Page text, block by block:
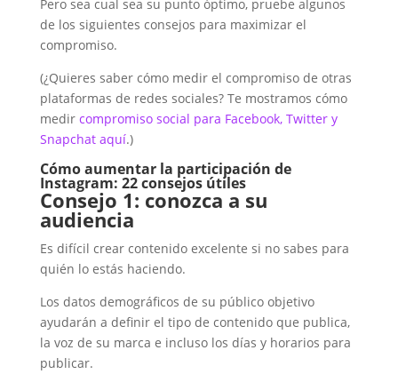
Pero sea cual sea su punto óptimo, pruebe algunos
de los siguientes consejos para maximizar el
compromiso.
(¿Quieres saber cómo medir el compromiso de otras
plataformas de redes sociales? Te mostramos cómo
medir compromiso social para Facebook, Twitter y
Snapchat aquí.)
Cómo aumentar la participación de
Instagram: 22 consejos útiles
Consejo 1: conozca a su
audiencia
Es difícil crear contenido excelente si no sabes para
quién lo estás haciendo.
Los datos demográficos de su público objetivo
ayudarán a definir el tipo de contenido que publica,
la voz de su marca e incluso los días y horarios para
publicar.